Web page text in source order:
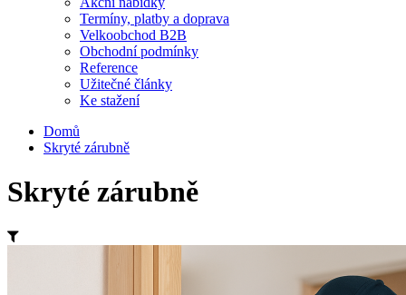
Termíny, platby a doprava
Velkoobchod B2B
Obchodní podmínky
Reference
Užitečné články
Ke stažení
Domů
Skryté zárubně
Skryté zárubně